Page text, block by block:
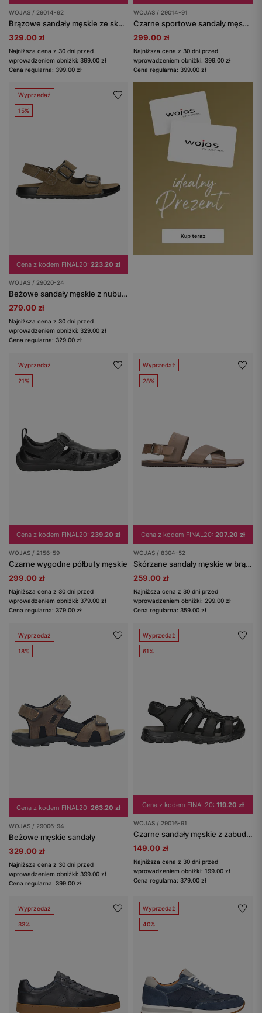
WOJAS / 29014-92
Brązowe sandały męskie ze skóry crazy horse
329.00 zł
Najniższa cena z 30 dni przed
wprowadzeniem obniżki: 399.00 zł
Cena regularna: 399.00 zł
WOJAS / 29014-91
Czarne sportowe sandały męskie ze skóry crazy horse
299.00 zł
Najniższa cena z 30 dni przed
wprowadzeniem obniżki: 399.00 zł
Cena regularna: 399.00 zł
Wyprzedaż
15%
Cena z kodem FINAL20: 223.20 zł
WOJAS / 29020-24
Beżowe sandały męskie z nubuku z linii Comfort
279.00 zł
Najniższa cena z 30 dni przed
wprowadzeniem obniżki: 329.00 zł
Cena regularna: 329.00 zł
Wyprzedaż
21%
Cena z kodem FINAL20: 239.20 zł
WOJAS / 2156-59
Czarne wygodne półbuty męskie
299.00 zł
Najniższa cena z 30 dni przed
wprowadzeniem obniżki: 379.00 zł
Cena regularna: 379.00 zł
Wyprzedaż
28%
Cena z kodem FINAL20: 207.20 zł
WOJAS / 8304-52
Skórzane sandały męskie w brązowym wydaniu
259.00 zł
Najniższa cena z 30 dni przed
wprowadzeniem obniżki: 299.00 zł
Cena regularna: 359.00 zł
Wyprzedaż
18%
Cena z kodem FINAL20: 263.20 zł
WOJAS / 29006-94
Beżowe męskie sandały
329.00 zł
Najniższa cena z 30 dni przed
wprowadzeniem obniżki: 399.00 zł
Cena regularna: 399.00 zł
Wyprzedaż
61%
Cena z kodem FINAL20: 119.20 zł
WOJAS / 29016-91
Czarne sandały męskie z zabudowanym przodem
149.00 zł
Najniższa cena z 30 dni przed
wprowadzeniem obniżki: 199.00 zł
Cena regularna: 379.00 zł
Wyprzedaż
33%
Wyprzedaż
40%